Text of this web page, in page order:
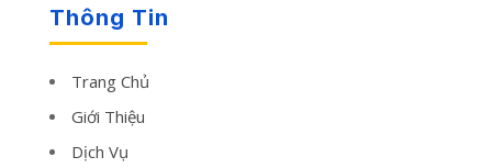
Thông Tin
Trang Chủ
Giới Thiệu
Dịch Vụ